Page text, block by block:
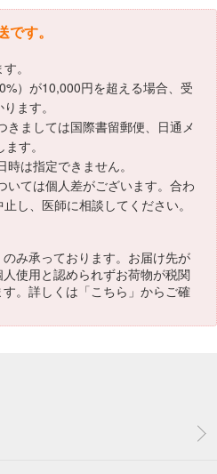
す。
。
）が10,000円を超える場合、受
ます。
きましては国際書留郵便、日通メ
す。
は指定できません。
いては個人差がございます。合わ
し、医師に相談してください。
み承っております。お届け先が
使用と認められずお荷物が税関
。詳しくは「こちら 」からご確